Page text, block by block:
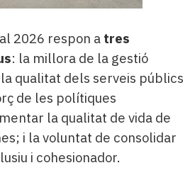
2026 respon a tres
: la millora de la gestió
qualitat dels serveis públics
de les polítiques
la qualitat de vida de
i la voluntat de consolidar
i cohesionador.